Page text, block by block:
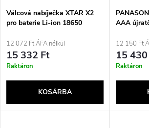
Válcová nabíječka XTAR X2
pro baterie Li-ion 18650
12 072 Ft ÁFA nélkül
15 332 Ft
Raktáron
KOSÁRBA
AAA
4HCDE/
12 150 Ft
15
Raktáron